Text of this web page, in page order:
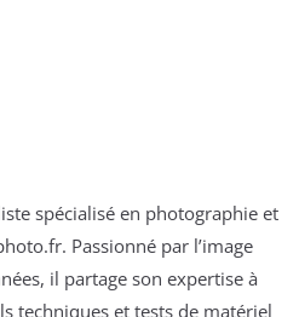
spécialisé en photographie et
Passionné par l’image
il partage son expertise à
techniques et tests de matériel